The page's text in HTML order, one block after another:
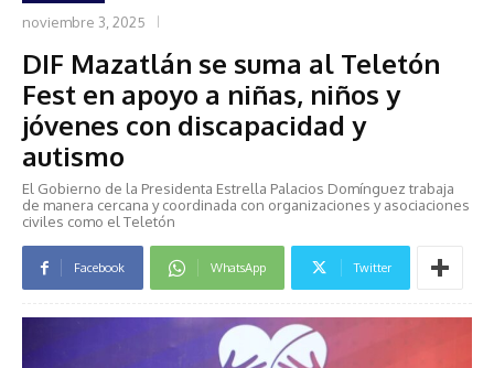
noviembre 3, 2025
DIF Mazatlán se suma al Teletón
Fest en apoyo a niñas, niños y
jóvenes con discapacidad y
autismo
El Gobierno de la Presidenta Estrella Palacios Domínguez trabaja
de manera cercana y coordinada con organizaciones y asociaciones
civiles como el Teletón
Facebook WhatsApp Twitter